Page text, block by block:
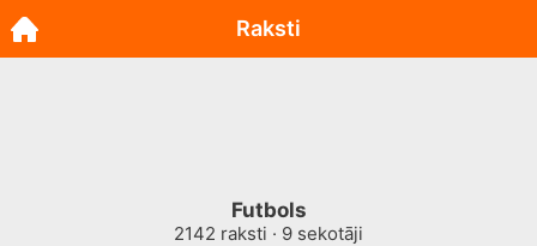
Futbols
2142 raksti · 9 sekotāji
Raksti